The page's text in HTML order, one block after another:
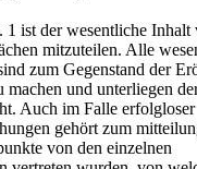
1 ist der wesentliche Inhalt
mitzuteilen. Alle
zum Gegenstand der
machen und unterliegen
Auch im Falle erfolgloser
gehört zum
von den einzelnen